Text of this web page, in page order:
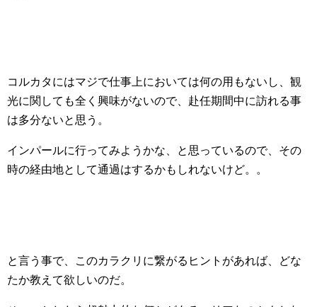
コルカタにはマジで仕事上においては何の用もないし、観
光に関しても全く興味がないので、赴任期間中に訪れる事
は多分ないと思う。
インパールに行ってみようかな、と思っているので、その
時の経由地として通過はするかもしれないけど。。
と言う事で、このカラクリに繋がるヒントがあれば、どな
たか教えて欲しいのだ。